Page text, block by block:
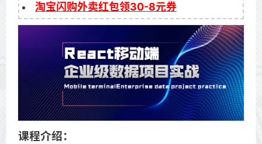
淘宝闪购外卖红包领30-8元券
课程介绍：